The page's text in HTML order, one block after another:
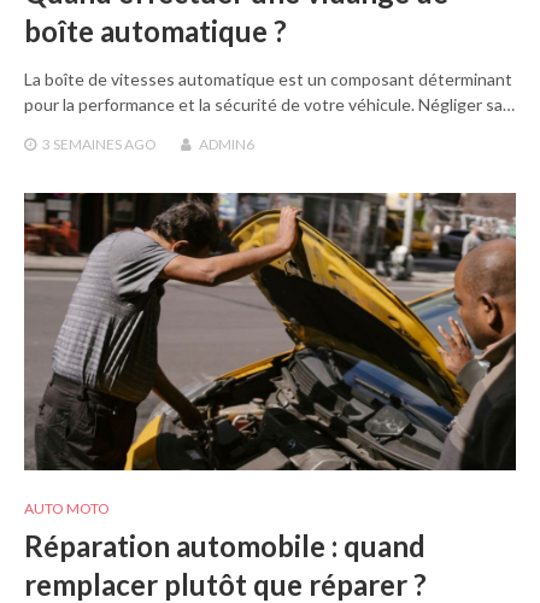
boîte automatique ?
La boîte de vitesses automatique est un composant déterminant
pour la performance et la sécurité de votre véhicule. Négliger sa…
3 SEMAINES AGO ADMIN6
AUTO MOTO
Réparation automobile : quand
remplacer plutôt que réparer ?